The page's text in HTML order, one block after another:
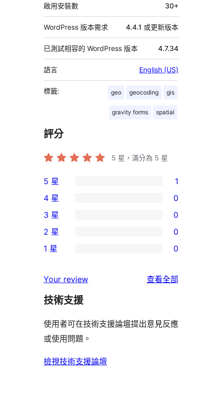
啟用安裝數 30+
WordPress 版本需求 4.4.1 或更新版本
已測試相容的 WordPress 版本 4.7.34
語言 English (US)
標籤: geo geocoding gis
gravity forms spatial
評分
5 星，滿分為 5 星
1
個
5
星
使
者
論
5 星 1
個
4
星
用
者
論
4 星 0
0
個
3
使
用
評
論
3 星 0
個
星
使
者
評
論
2 星 0
1
星
用
者
評
1 星 0
Your review 查看全部
評
技術支援
使用者可在技術支援論壇提出意見反應
或使用問題。
檢視技術支援論壇